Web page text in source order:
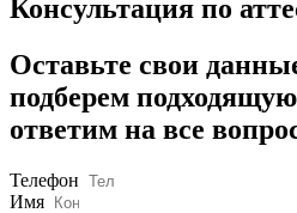
Консультация по
Оставьте свои
подберем
ответим на все
Телефон
Имя